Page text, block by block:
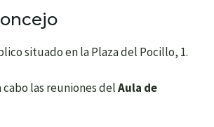
situado en la Plaza del Pocillo, 1.
cabo las reuniones delAula de